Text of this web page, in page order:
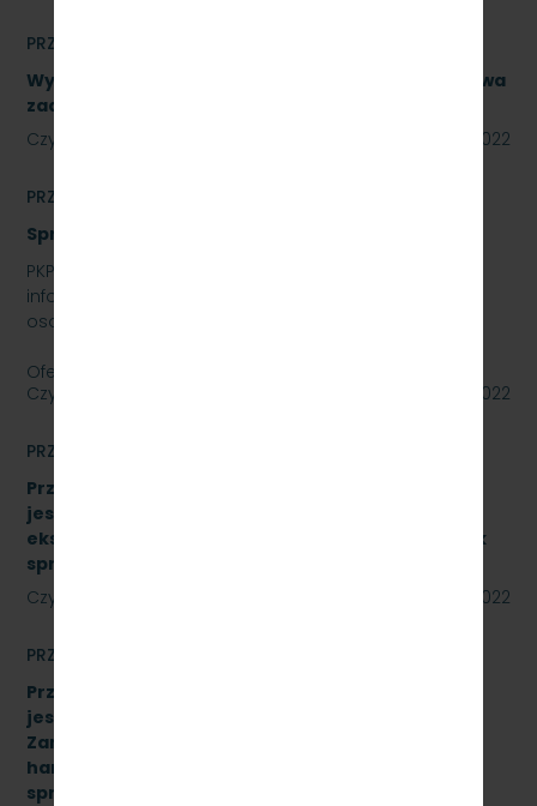
PRZETARGI
Wykonanie naprawy podzespołów, obejmujące dwa
zadania. Numer referencyjny: SKMMU.086.40.22
Czytaj dalej
28 lipca 2022
PRZETARGI
Sprzedaż auta osobowego Skoda Superb
PKP SZYBKA KOLEJ MIEJSKA W TRÓJMIEŚCIE SP. Z O.O.
informuje, że wystawia na sprzedaż samochód
osobowy Skoda Superb.
Oferty należy składać do dnia…
Czytaj dalej
27 lipca 2022
PRZETARGI
Przetarg nieograniczony, którego przedmiotem
jest sukcesywna dostawa materiałów
eksploatacyjnych do urządzeń drukujących. Znak
sprawy: SKMMU.086.34A.22
Czytaj dalej
22 lipca 2022
PRZETARGI
Przetarg nieograniczony, którego przedmiotem
jest „sukcesywna dostawa do siedziby
Zamawiającego – 9.525 szt. żeliwnych wstawek
hamulcowych z dylatacjami typu DO-B-380, znak
sprawy: SKMMU.086.42.22